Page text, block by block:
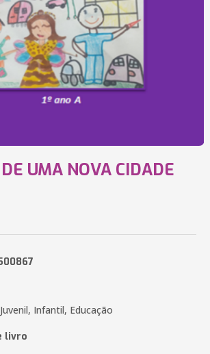
UMA NOVA CIDADE
Infantil, Educação
livro